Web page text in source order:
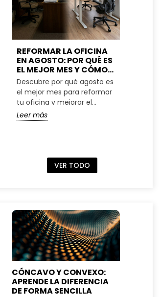
REFORMAR LA OFICINA
EN AGOSTO: POR QUÉ ES
EL MEJOR MES Y CÓMO
PLANIFICARLO
Descubre por qué agosto es
el mejor mes para reformar
tu oficina y mejorar el
espacio de trabajo
Leer más
VER TODO
CÓNCAVO Y CONVEXO:
APRENDE LA DIFERENCIA
DE FORMA SENCILLA